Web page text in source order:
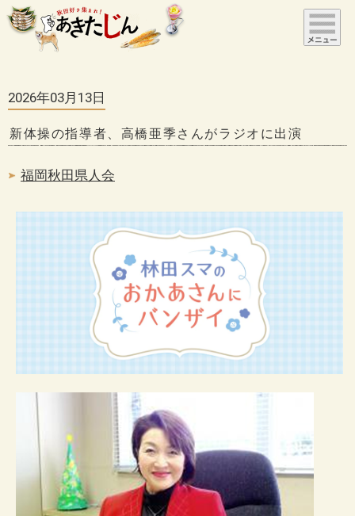
2026年03月13日
新体操の指導者、高橋亜季さんがラジオに出演
福岡秋田県人会